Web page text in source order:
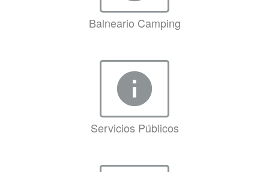
Balneario Camping
info
Servicios Públicos